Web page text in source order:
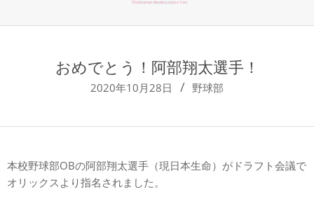
おめでとう！阿部翔太選手！
2020年10月28日 野球部
本校野球部OBの阿部翔太選手（現日本生命）がドラフト会議で
オリックスより指名されました。